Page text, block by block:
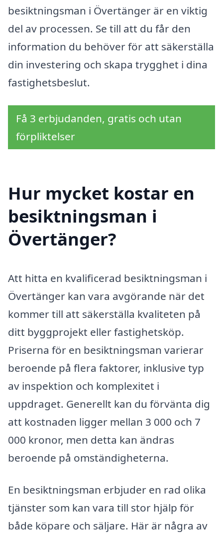
besiktningsman i Övertänger är en viktig
del av processen. Se till att du får den
information du behöver för att säkerställa
din investering och skapa trygghet i dina
fastighetsbeslut.
Få 3 erbjudanden, gratis och utan
förpliktelser
Hur mycket kostar en
besiktningsman i
Övertänger?
Att hitta en kvalificerad besiktningsman i
Övertänger kan vara avgörande när det
kommer till att säkerställa kvaliteten på
ditt byggprojekt eller fastighetsköp.
Priserna för en besiktningsman varierar
beroende på flera faktorer, inklusive typ
av inspektion och komplexitet i
uppdraget. Generellt kan du förvänta dig
att kostnaden ligger mellan 3 000 och 7
000 kronor, men detta kan ändras
beroende på omständigheterna.
En besiktningsman erbjuder en rad olika
tjänster som kan vara till stor hjälp för
både köpare och säljare. Här är några av